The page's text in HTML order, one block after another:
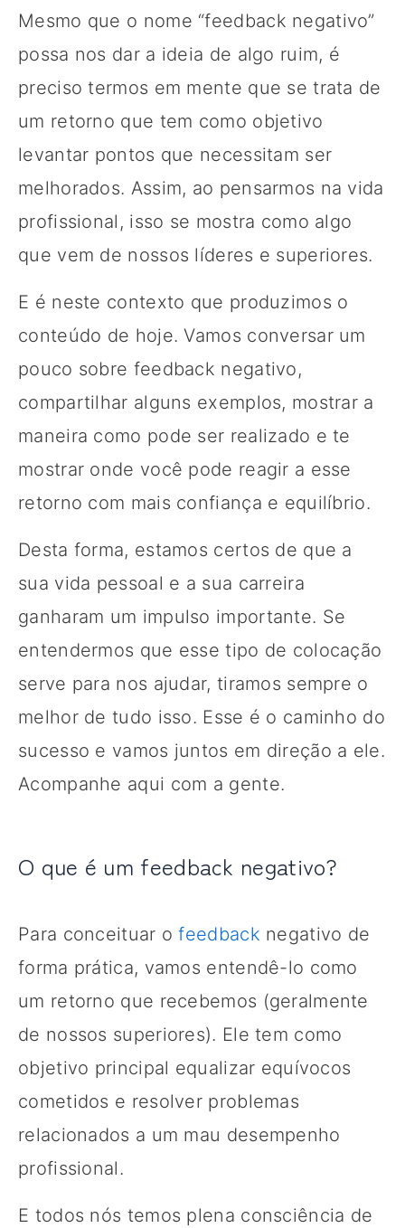
Mesmo que o nome “feedback negativo”
possa nos dar a ideia de algo ruim, é
preciso termos em mente que se trata de
um retorno que tem como objetivo
levantar pontos que necessitam ser
melhorados. Assim, ao pensarmos na vida
profissional, isso se mostra como algo
que vem de nossos líderes e superiores.
E é neste contexto que produzimos o
conteúdo de hoje. Vamos conversar um
pouco sobre feedback negativo,
compartilhar alguns exemplos, mostrar a
maneira como pode ser realizado e te
mostrar onde você pode reagir a esse
retorno com mais confiança e equilíbrio.
Desta forma, estamos certos de que a
sua vida pessoal e a sua carreira
ganharam um impulso importante. Se
entendermos que esse tipo de colocação
serve para nos ajudar, tiramos sempre o
melhor de tudo isso. Esse é o caminho do
sucesso e vamos juntos em direção a ele.
Acompanhe aqui com a gente.
O que é um feedback negativo?
Para conceituar ofeedback negativo de
forma prática, vamos entendê-lo como
um retorno que recebemos (geralmente
de nossos superiores). Ele tem como
objetivo principal equalizar equívocos
cometidos e resolver problemas
relacionados a um mau desempenho
profissional.
E todos nós temos plena consciência de